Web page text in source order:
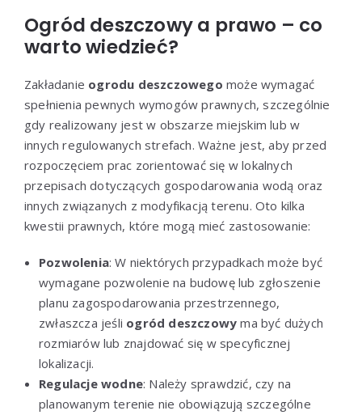
Ogród deszczowy a prawo – co
warto wiedzieć?
Zakładanie ogrodu deszczowego może wymagać
spełnienia pewnych wymogów prawnych, szczególnie
gdy realizowany jest w obszarze miejskim lub w
innych regulowanych strefach. Ważne jest, aby przed
rozpoczęciem prac zorientować się w lokalnych
przepisach dotyczących gospodarowania wodą oraz
innych związanych z modyfikacją terenu. Oto kilka
kwestii prawnych, które mogą mieć zastosowanie:
Pozwolenia: W niektórych przypadkach może być
wymagane pozwolenie na budowę lub zgłoszenie
planu zagospodarowania przestrzennego,
zwłaszcza jeśli ogród deszczowy ma być dużych
rozmiarów lub znajdować się w specyficznej
lokalizacji.
Regulacje wodne: Należy sprawdzić, czy na
planowanym terenie nie obowiązują szczególne